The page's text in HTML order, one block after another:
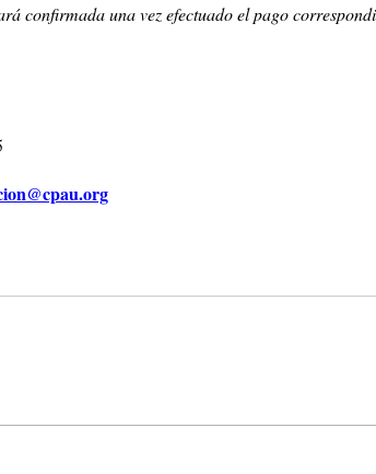
confirmada una vez efectuado el pago